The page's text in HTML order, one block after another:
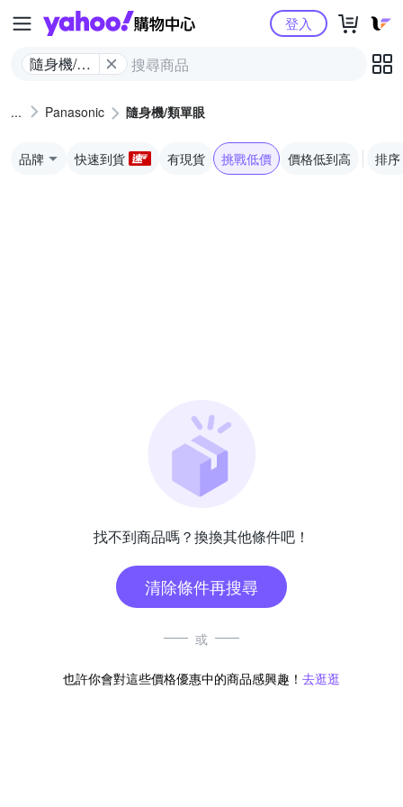
Yahoo購物中心
隨身機/類
登入
Panasonic 隨身機/類單眼
品牌 快速到貨 有現貨 挑戰低價 價格低到高 排序
找不到商品嗎？換換其他條件吧！
清除條件再搜尋
或
也許你會對這些價格優惠中的商品感興趣！ 去逛逛